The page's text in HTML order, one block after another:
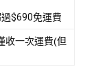
$690免運費
收一次運費(但